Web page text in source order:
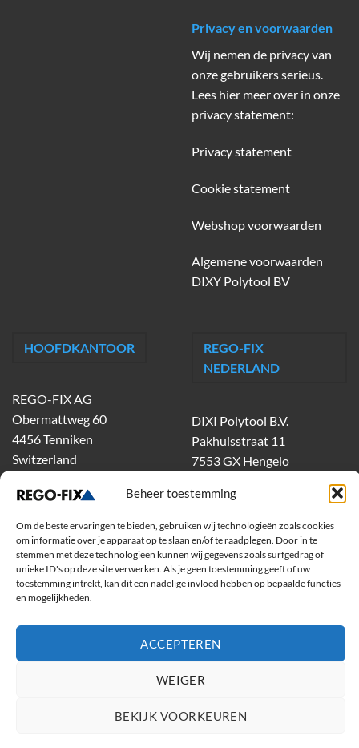
Beheer toestemming
Om de beste ervaringen te bieden, gebruiken wij technologieën zoals cookies
om informatie over je apparaat op te slaan en/of te raadplegen. Door in te
stemmen met deze technologieën kunnen wij gegevens zoals surfgedrag of
unieke ID's op deze site verwerken. Als je geen toestemming geeft of uw
toestemming intrekt, kan dit een nadelige invloed hebben op bepaalde functies
en mogelijkheden.
ACCEPTEREN
WEIGER
BEKIJK VOORKEUREN
Privacy en voorwaarden
Wij nemen de privacy van
onze gebruikers serieus.
Lees hier meer over in onze
privacy statement:
Privacy statement
Cookie statement
Webshop voorwaarden
Algemene voorwaarden
DIXY Polytool BV
HOOFDKANTOOR
REGO-FIX AG
Obermattweg 60
4456 Tenniken
Switzerland
REGO-FIX
NEDERLAND
DIXI Polytool B.V.
Pakhuisstraat 11
7553 GX Hengelo
dixiholland@dixi.com
www.dixipolytool.com
Volg ons op Youtube